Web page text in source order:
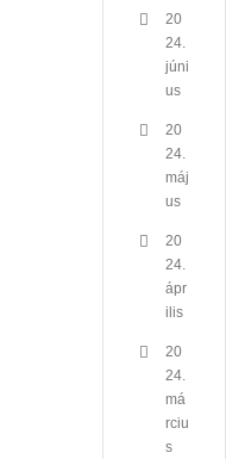
20
24.
júni
us
20
24.
máj
us
20
24.
ápr
ilis
20
24.
má
rciu
s